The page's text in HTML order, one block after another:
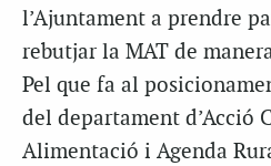
l’Ajuntament a prendre
rebutjar la MAT de
Pel que fa al
del departament d’Acció
Alimentació i Agenda